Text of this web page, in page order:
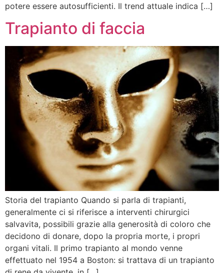
potere essere autosufficienti. Il trend attuale indica […]
Trapianto di faccia
Storia del trapianto Quando si parla di trapianti,
generalmente ci si riferisce a interventi chirurgici
salvavita, possibili grazie alla generosità di coloro che
decidono di donare, dopo la propria morte, i propri
organi vitali. Il primo trapianto al mondo venne
effettuato nel 1954 a Boston: si trattava di un trapianto